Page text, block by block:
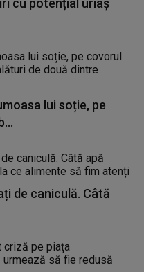
cu potențial uriaș
lui soție, pe
de caniculă. Câtă